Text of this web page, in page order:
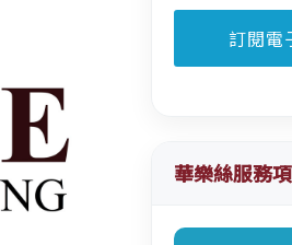
華樂絲服務